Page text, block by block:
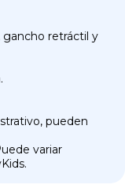
gancho retráctil y
pueden
variar